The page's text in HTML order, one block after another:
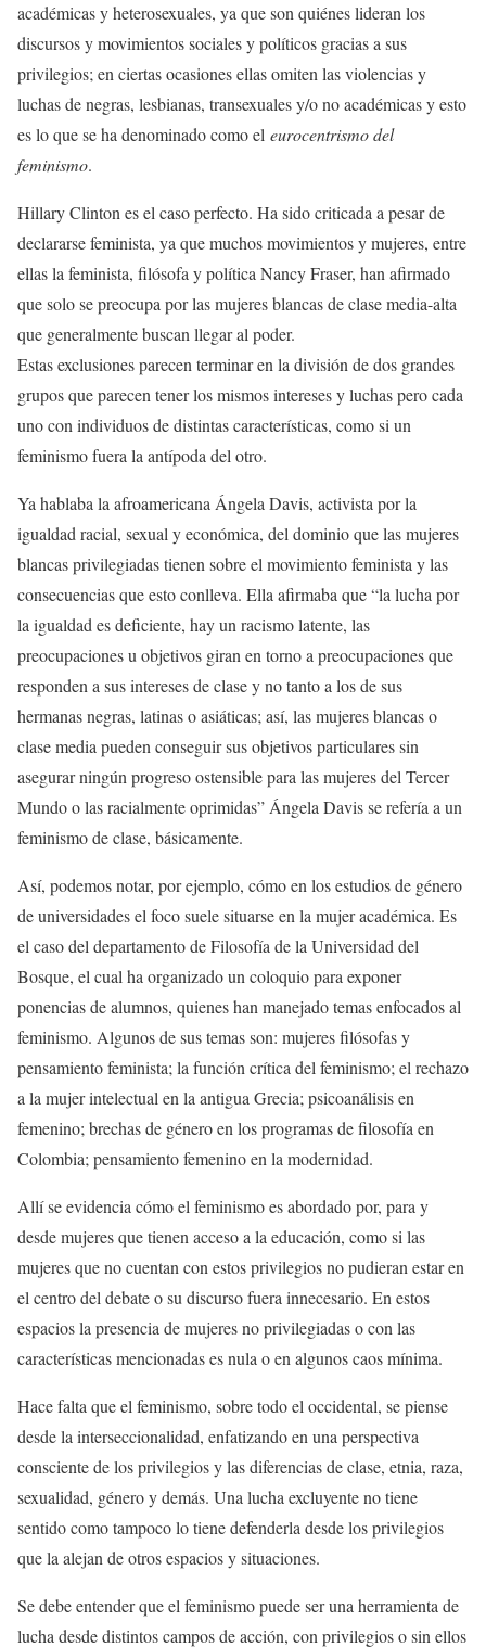
académicas y heterosexuales, ya que son quiénes lideran los
discursos y movimientos sociales y políticos gracias a sus
privilegios; en ciertas ocasiones ellas omiten las violencias y
luchas de negras, lesbianas, transexuales y/o no académicas y esto
es lo que se ha denominado como el eurocentrismo del
feminismo.
Hillary Clinton es el caso perfecto. Ha sido criticada a pesar de
declararse feminista, ya que muchos movimientos y mujeres, entre
ellas la feminista, filósofa y política Nancy Fraser, han afirmado
que solo se preocupa por las mujeres blancas de clase media-alta
que generalmente buscan llegar al poder.
Estas exclusiones parecen terminar en la división de dos grandes
grupos que parecen tener los mismos intereses y luchas pero cada
uno con individuos de distintas características, como si un
feminismo fuera la antípoda del otro.
Ya hablaba la afroamericana Ángela Davis, activista por la
igualdad racial, sexual y económica, del dominio que las mujeres
blancas privilegiadas tienen sobre el movimiento feminista y las
consecuencias que esto conlleva. Ella afirmaba que “la lucha por
la igualdad es deficiente, hay un racismo latente, las
preocupaciones u objetivos giran en torno a preocupaciones que
responden a sus intereses de clase y no tanto a los de sus
hermanas negras, latinas o asiáticas; así, las mujeres blancas o
clase media pueden conseguir sus objetivos particulares sin
asegurar ningún progreso ostensible para las mujeres del Tercer
Mundo o las racialmente oprimidas” Ángela Davis se refería a un
feminismo de clase, básicamente.
Así, podemos notar, por ejemplo, cómo en los estudios de género
de universidades el foco suele situarse en la mujer académica. Es
el caso del departamento de Filosofía de la Universidad del
Bosque, el cual ha organizado un coloquio para exponer
ponencias de alumnos, quienes han manejado temas enfocados al
feminismo. Algunos de sus temas son: mujeres filósofas y
pensamiento feminista; la función crítica del feminismo; el rechazo
a la mujer intelectual en la antigua Grecia; psicoanálisis en
femenino; brechas de género en los programas de filosofía en
Colombia; pensamiento femenino en la modernidad.
Allí se evidencia cómo el feminismo es abordado por, para y
desde mujeres que tienen acceso a la educación, como si las
mujeres que no cuentan con estos privilegios no pudieran estar en
el centro del debate o su discurso fuera innecesario. En estos
espacios la presencia de mujeres no privilegiadas o con las
características mencionadas es nula o en algunos caos mínima.
Hace falta que el feminismo, sobre todo el occidental, se piense
desde la interseccionalidad, enfatizando en una perspectiva
consciente de los privilegios y las diferencias de clase, etnia, raza,
sexualidad, género y demás. Una lucha excluyente no tiene
sentido como tampoco lo tiene defenderla desde los privilegios
que la alejan de otros espacios y situaciones.
Se debe entender que el feminismo puede ser una herramienta de
lucha desde distintos campos de acción, con privilegios o sin ellos